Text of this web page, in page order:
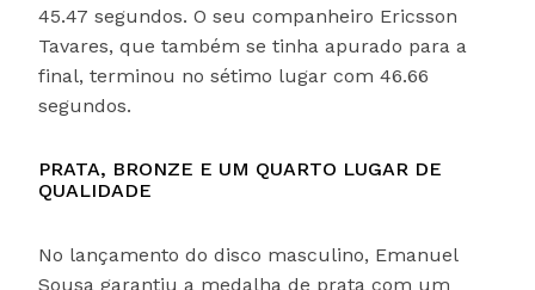
45.47 segundos. O seu companheiro Ericsson
Tavares, que também se tinha apurado para a
final, terminou no sétimo lugar com 46.66
segundos.
PRATA, BRONZE E UM QUARTO LUGAR DE
QUALIDADE
No lançamento do disco masculino, Emanuel
Sousa garantiu a medalha de prata com um